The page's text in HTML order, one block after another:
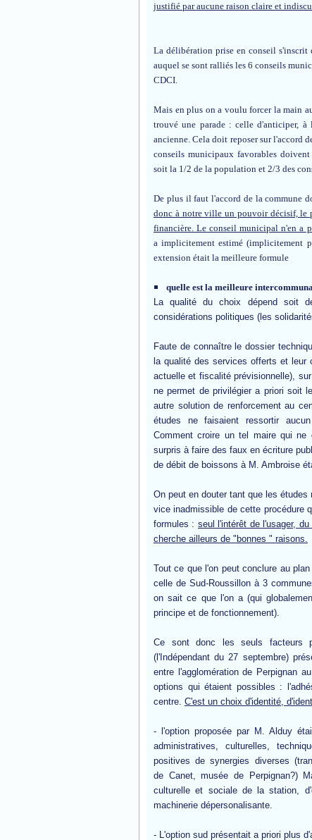
justifié par aucune raison claire et
La délibération prise en conseil
auquel se sont ralliés les 6 conseils
CDCI.
Mais en plus on a voulu forcer la main
trouvé une parade : celle d'anticiper,
ancienne. Cela doit reposer sur l'accord
conseils municipaux favorables
soit la 1/2 de la population et 2/3 des
De plus il faut l'accord de la commune
donc à notre ville un pouvoir décisif, le
financière. Le conseil municipal n'en a
a implicitement estimé (implicitement
extension était la meilleure formule
quelle est la meilleure
La qualité du choix dépend soit
considérations politiques (les
Faute de connaître le dossier
la qualité des services offerts et
actuelle et fiscalité prévisionnelle),
ne permet de privilégier a priori soit
autre solution de renforcement au
études ne faisaient ressortir
Comment croire un tel maire qui
surpris à faire des faux en écriture
de débit de boissons à M. Ambroise
On peut en douter tant que les
vice inadmissible de cette procédure
formules : seul l'intérêt de l'usager,
cherche ailleurs de "bonnes " raisons.
Tout ce que l'on peut conclure au
celle de Sud-Roussillon à 3
on sait ce que l'on a (qui
principe et de fonctionnement).
Ce sont donc les seuls facteurs
(l'Indépendant du 27 septembre)
entre l'agglomération de Perpignan
options qui étaient possibles :
centre. C'est un choix d'identité,
- l'option proposée par M. Alduy
administratives, culturelles,
positives de synergies diverses
de Canet, musée de Perpignan?)
culturelle et sociale de la station,
machinerie dépersonalisante.
- L'option sud présentait a priori plus